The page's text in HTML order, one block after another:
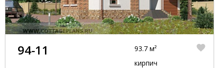
94-11
93.7 м²
кирпич